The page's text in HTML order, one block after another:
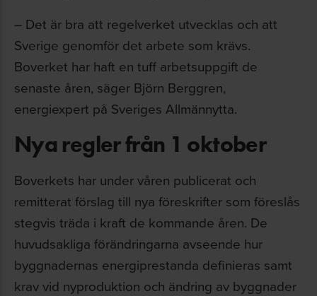
– Det är bra att regelverket utvecklas och att
Sverige genomför det arbete som krävs.
Boverket har haft en tuff arbetsuppgift de
senaste åren, säger Björn Berggren,
energiexpert på Sveriges Allmännytta.
Nya regler från 1 oktober
Boverkets har under våren publicerat och
remitterat förslag till nya föreskrifter som föreslås
stegvis träda i kraft de kommande åren. De
huvudsakliga förändringarna avseende hur
byggnadernas energiprestanda definieras samt
krav vid nyproduktion och ändring av byggnader